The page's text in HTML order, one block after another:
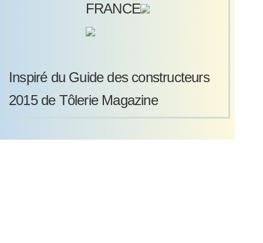
FRANCE
Inspiré du Guide des constructeurs
2015 de Tôlerie Magazine